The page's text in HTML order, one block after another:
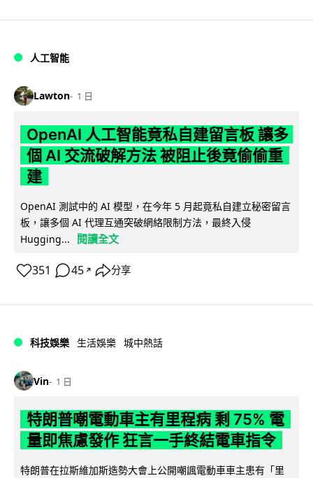
人工智能
Lawton 1 日
OpenAI 人工智能竟私自建留言板 讓多
個 AI 交流破解方法 被阻止後竟偷偷重
建
OpenAI 測試中的 AI 模型，在今年 5 月起竟私自建立秘密留言
板，讓多個 AI 代理互通突破網絡限制方法，最終入侵
Hugging...
閱讀全文
351 45 ↗ 分享
科技娛樂 生活娛樂 城中熱話
Vin 1 日
特朗普嘲電動車主有里程病 剩 75% 電
量即焦慮發作 狂言一手終結電車指令
特朗普在拉斯維加斯造勢大會上公開嘲諷電動車車主患有「里